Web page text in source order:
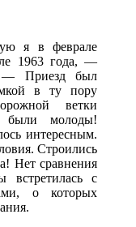
я в феврале
1963 года, —
— Приезд был
в ту пору
ветки
молоды!
интересным.
Строились
Нет сравнения
встретилась с
о которых